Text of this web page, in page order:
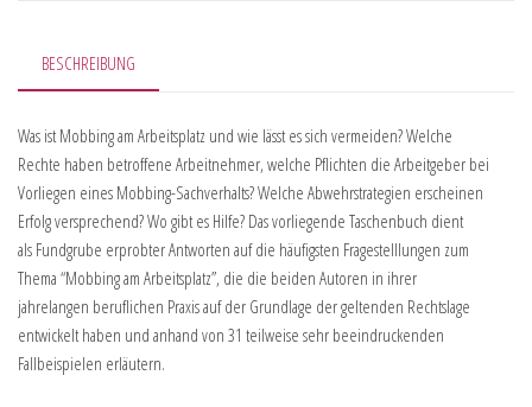
BESCHREIBUNG
Was ist Mobbing am Arbeitsplatz und wie lässt es sich vermeiden? Welche
Rechte haben betroffene Arbeitnehmer, welche Pflichten die Arbeitgeber bei
Vorliegen eines Mobbing-Sachverhalts? Welche Abwehrstrategien erscheinen
Erfolg versprechend? Wo gibt es Hilfe? Das vorliegende Taschenbuch dient
als Fundgrube erprobter Antworten auf die häufigsten Fragestelllungen zum
Thema “Mobbing am Arbeitsplatz”, die die beiden Autoren in ihrer
jahrelangen beruflichen Praxis auf der Grundlage der geltenden Rechtslage
entwickelt haben und anhand von 31 teilweise sehr beeindruckenden
Fallbeispielen erläutern.